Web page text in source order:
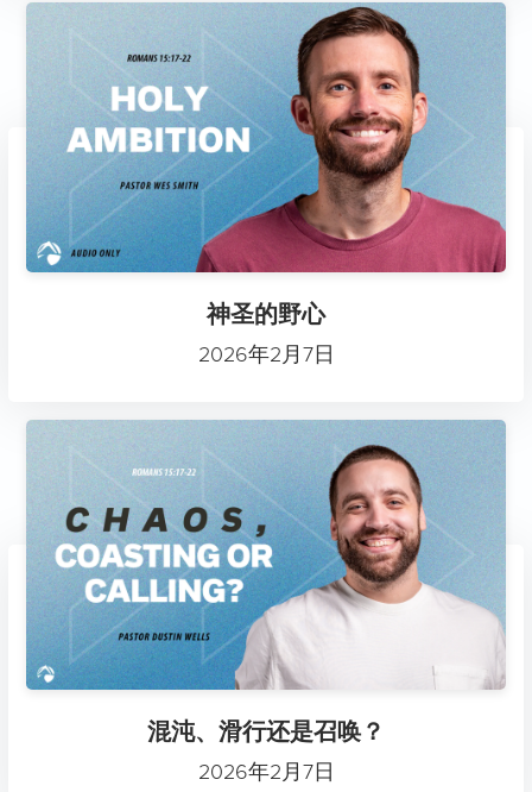
神圣的野心
2026年2月7日
混沌、滑行还是召唤？
2026年2月7日